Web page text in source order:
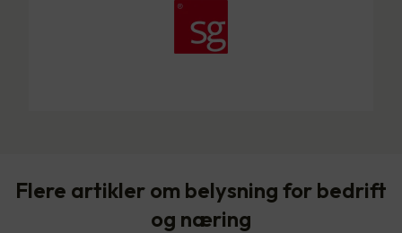
Flere artikler om belysning for bedrift
og næring